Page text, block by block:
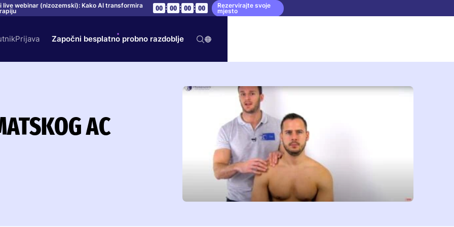
live webinar (nizozemski): Kako AI transformira 00 : 00 : 00 : 00 Rezervirajte svoje
mjesto
Prijava Započni besplatno probno razdoblje
AC